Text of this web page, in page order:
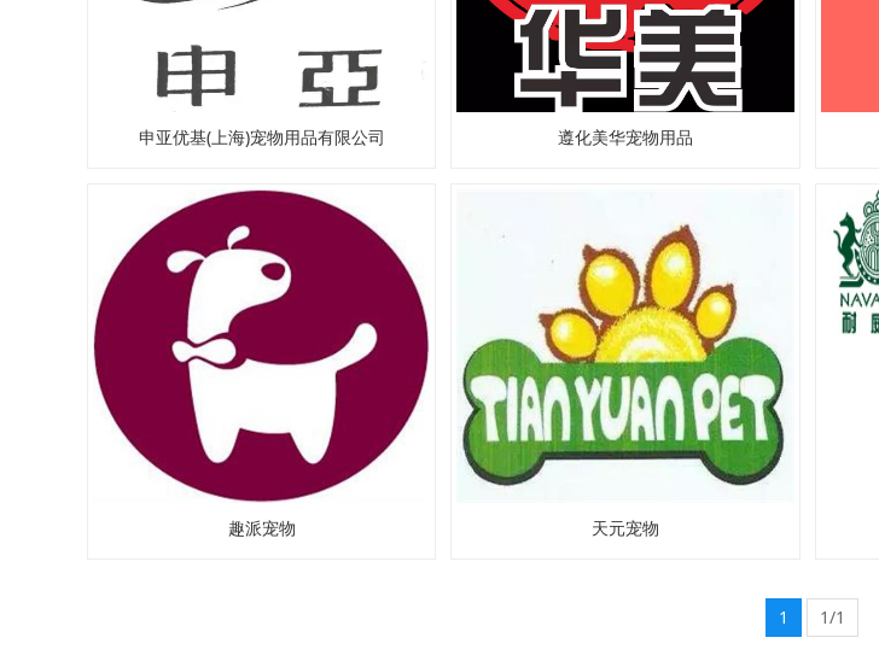
申亚优基(上海)宠物用品有限公司 遵化美华宠物用品
趣派宠物 天元宠物
1 1/1